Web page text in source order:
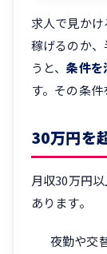
求人で見か
稼げるのか
うと、条件を
す。その条件
30万円を
月収30万円
あります。
夜勤や交